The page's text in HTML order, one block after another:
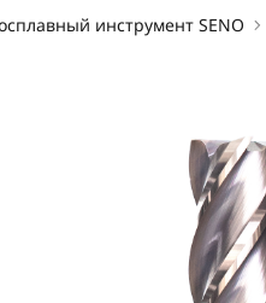
инструмент SENO